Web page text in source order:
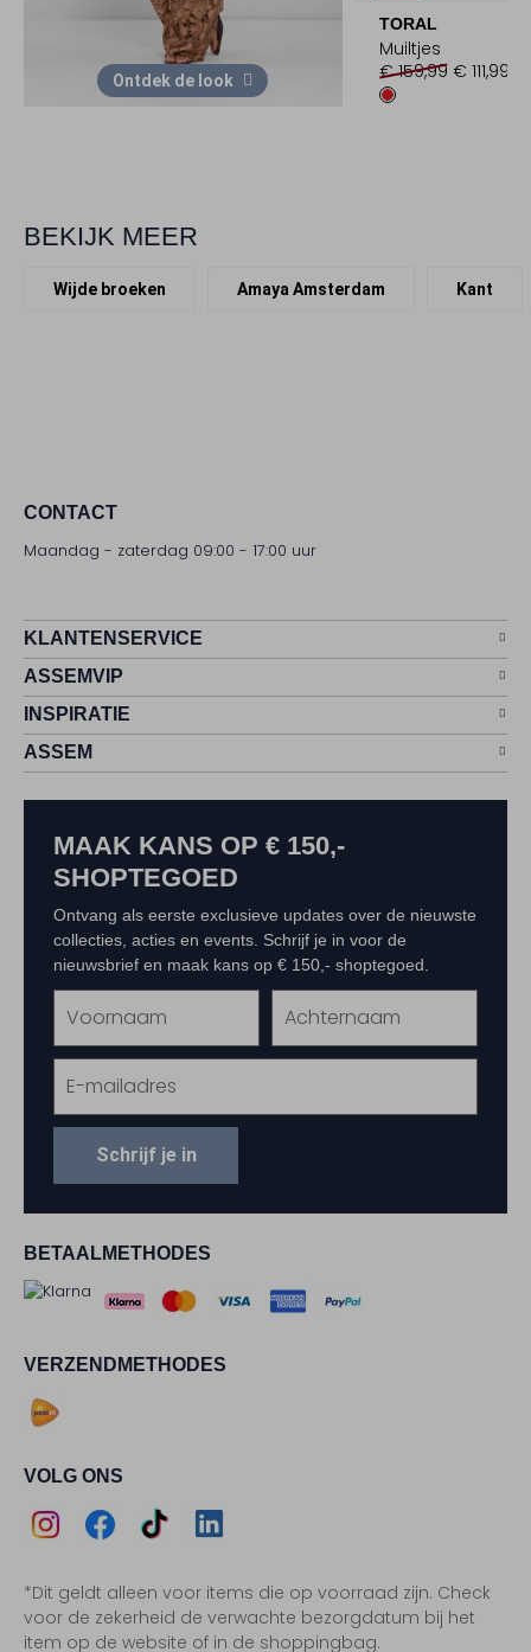
Ontdek de look
TORAL
Muiltjes
€ 159,99 € 111,99
BEKIJK MEER
Wijde broeken Amaya Amsterdam Kant
CONTACT
Maandag - zaterdag 09:00 - 17:00 uur
KLANTENSERVICE
ASSEMVIP
INSPIRATIE
ASSEM
BETAALMETHODES
VERZENDMETHODES
VOLG ONS
Instagram
Facebook
TikTokLinkedIn
*Dit geldt alleen voor items die op voorraad zijn. Check
voor de zekerheid de verwachte bezorgdatum bij het
item op de website of in de shoppingbag.
MAAK KANS OP € 150,-
SHOPTEGOED
Ontvang als eerste exclusieve updates over de nieuwste
collecties, acties en events. Schrijf je in voor de
nieuwsbrief en maak kans op € 150,- shoptegoed.
Schrijf je in